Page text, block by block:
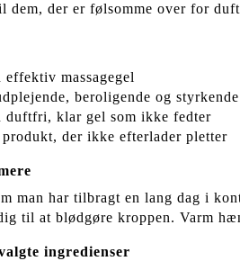
dem, der er følsomme over for
effektiv massagegel
beroligende og
duftfri, klar gel som ikke fedter
produkt, der ikke efterlader pletter
man har tilbragt en lang dag i
til at blødgøre kroppen. Varm
ingredienser